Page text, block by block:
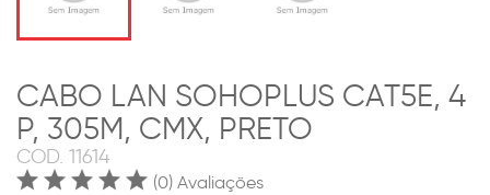
CABO LAN SOHOPLUS CAT5E, 4
P, 305M, CMX, PRETO
COD. 11614
(0) Avaliações